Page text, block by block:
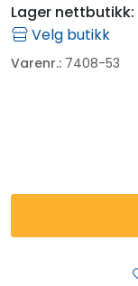
Lager nettbutikk:
Velg butikk
Varenr.: 7408-53
Kampanje